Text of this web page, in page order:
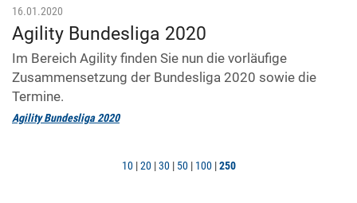
16.01.2020
Agility Bundesliga 2020
Im Bereich Agility finden Sie nun die vorläufige
Zusammensetzung der Bundesliga 2020 sowie die
Termine.
Agility Bundesliga 2020
10 | 20 | 30 | 50 | 100 | 250